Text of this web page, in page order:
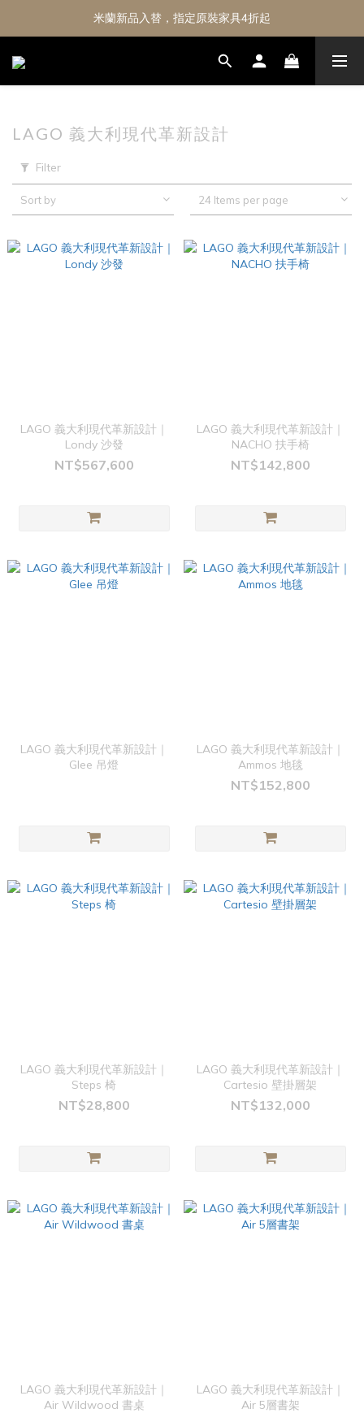
米蘭新品入替，指定原裝家具4折起
LAGO 義大利現代革新設計
Filter
Sort by 24 Items per page
LAGO 義大利現代革新設計｜
Londy 沙發
NT$567,600
LAGO 義大利現代革新設計｜
NACHO 扶手椅
NT$142,800
LAGO 義大利現代革新設計｜
Glee 吊燈
LAGO 義大利現代革新設計｜
Ammos 地毯
NT$152,800
LAGO 義大利現代革新設計｜
Steps 椅
NT$28,800
LAGO 義大利現代革新設計｜
Cartesio 壁掛層架
NT$132,000
LAGO 義大利現代革新設計｜
Air Wildwood 書桌
LAGO 義大利現代革新設計｜
Air 5層書架